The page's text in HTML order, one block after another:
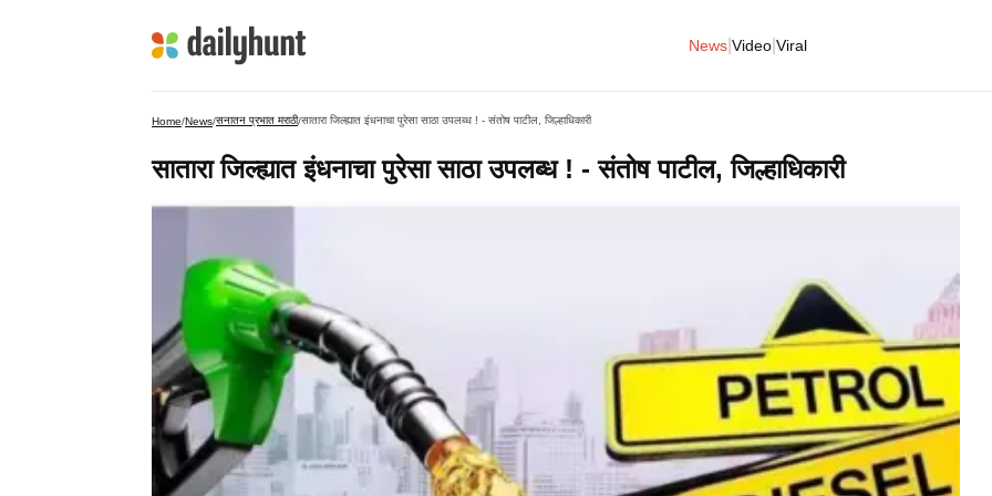
News Video Viral
Home/News/सनातन प्रभात मराठी/सातारा जिल्ह्यात इंधनाचा पुरेसा साठा उपलब्ध ! - संतोष पाटील, जिल्हाधिकारी
सातारा जिल्ह्यात इंधनाचा पुरेसा साठा उपलब्ध ! - संतोष पाटील, जिल्हाधिकारी